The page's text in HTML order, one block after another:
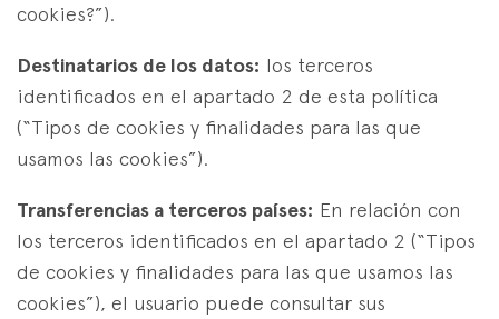
cookies?”).
Destinatarios de los datos: los terceros
identificados en el apartado 2 de esta política
(“Tipos de cookies y finalidades para las que
usamos las cookies”).
Transferencias a terceros países: En relación con
los terceros identificados en el apartado 2 (“Tipos
de cookies y finalidades para las que usamos las
cookies”), el usuario puede consultar sus